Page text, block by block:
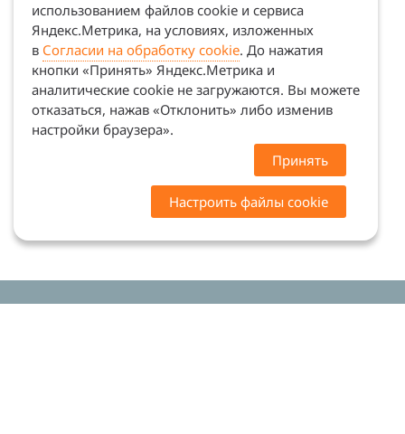
использованием файлов cookie и сервиса
Яндекс.Метрика, на условиях, изложенных
в Согласии на обработку cookie. До нажатия
кнопки «Принять» Яндекс.Метрика и
аналитические cookie не загружаются. Вы можете
отказаться, нажав «Отклонить» либо изменив
настройки браузера».
Принять
Настроить файлы cookie